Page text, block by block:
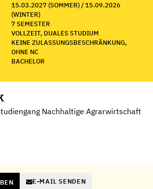
15.03.2027 (SOMMER) / 15.09.2026
(WINTER)
7 SEMESTER
VOLLZEIT, DUALES STUDIUM
KEINE ZULASSUNGSBESCHRÄNKUNG,
OHNE NC
BACHELOR
Nachhaltige Agrarwirtschaft
E-MAIL SENDEN